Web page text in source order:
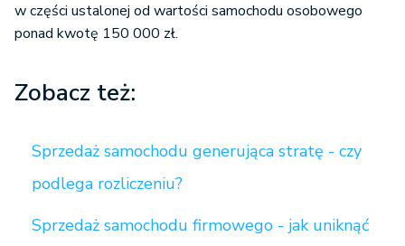
w części ustalonej od wartości samochodu osobowego
ponad kwotę 150 000 zł.
Zobacz też:
Sprzedaż samochodu generująca stratę - czy
podlega rozliczeniu?
Sprzedaż samochodu firmowego - jak uniknąć